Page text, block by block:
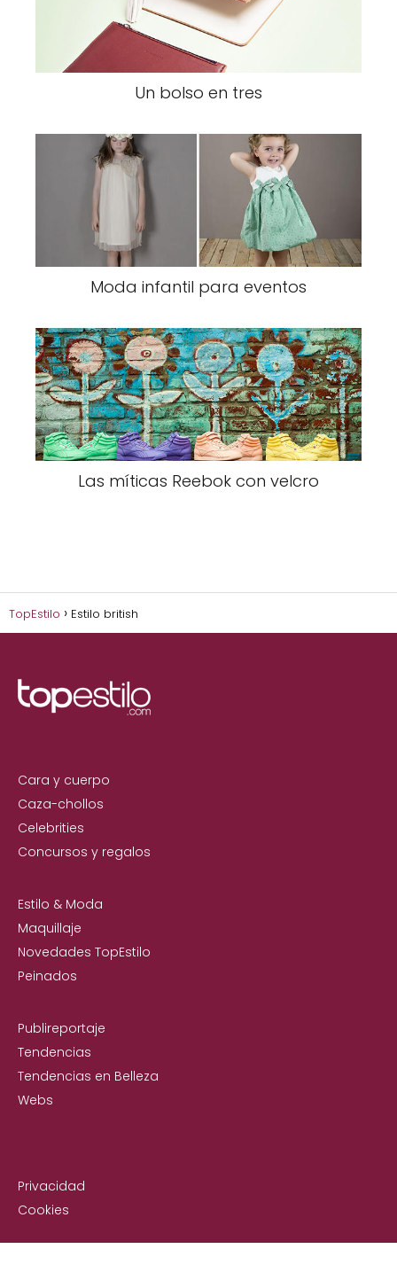
Un bolso en tres
Moda infantil para eventos
Las míticas Reebok con velcro
TopEstilo Estilo british
Cara y cuerpo
Caza-chollos
Celebrities
Concursos y regalos
Estilo & Moda
Maquillaje
Novedades TopEstilo
Peinados
Publireportaje
Tendencias
Tendencias en Belleza
Webs
Privacidad
Cookies